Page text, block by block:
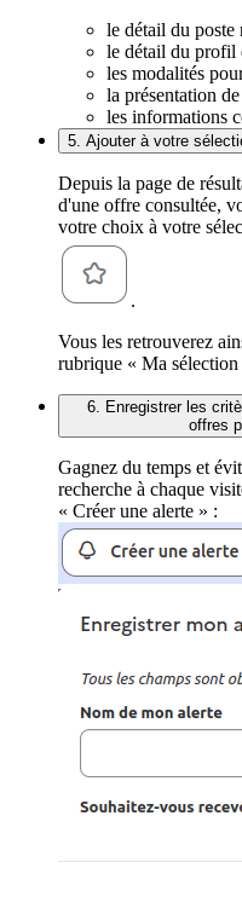
le détail du poste
le détail du profil
les modalités
la présentation
les informations
5. Ajouter à votre
Depuis la page de
d'une offre consultée,
votre choix à votre
.
Vous les retrouverez
rubrique « Ma
6. Enregistrer les
offres
Gagnez du temps et
recherche à chaque
« Créer une alerte » :